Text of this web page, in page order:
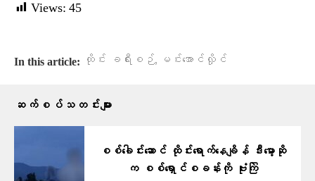
Views: 45
In this article: ထိုင်း ခရီးစဉ်, မင်းအောင်လှိုင်
ဆက်စပ်သတင်းများ
စစ်ခေါင်းဆောင် ထိုင်းရောက်နေချိန် ဒီးမော့ဆို
က စစ်ရှောင်စခန်းကို ဗုံးကြဲ